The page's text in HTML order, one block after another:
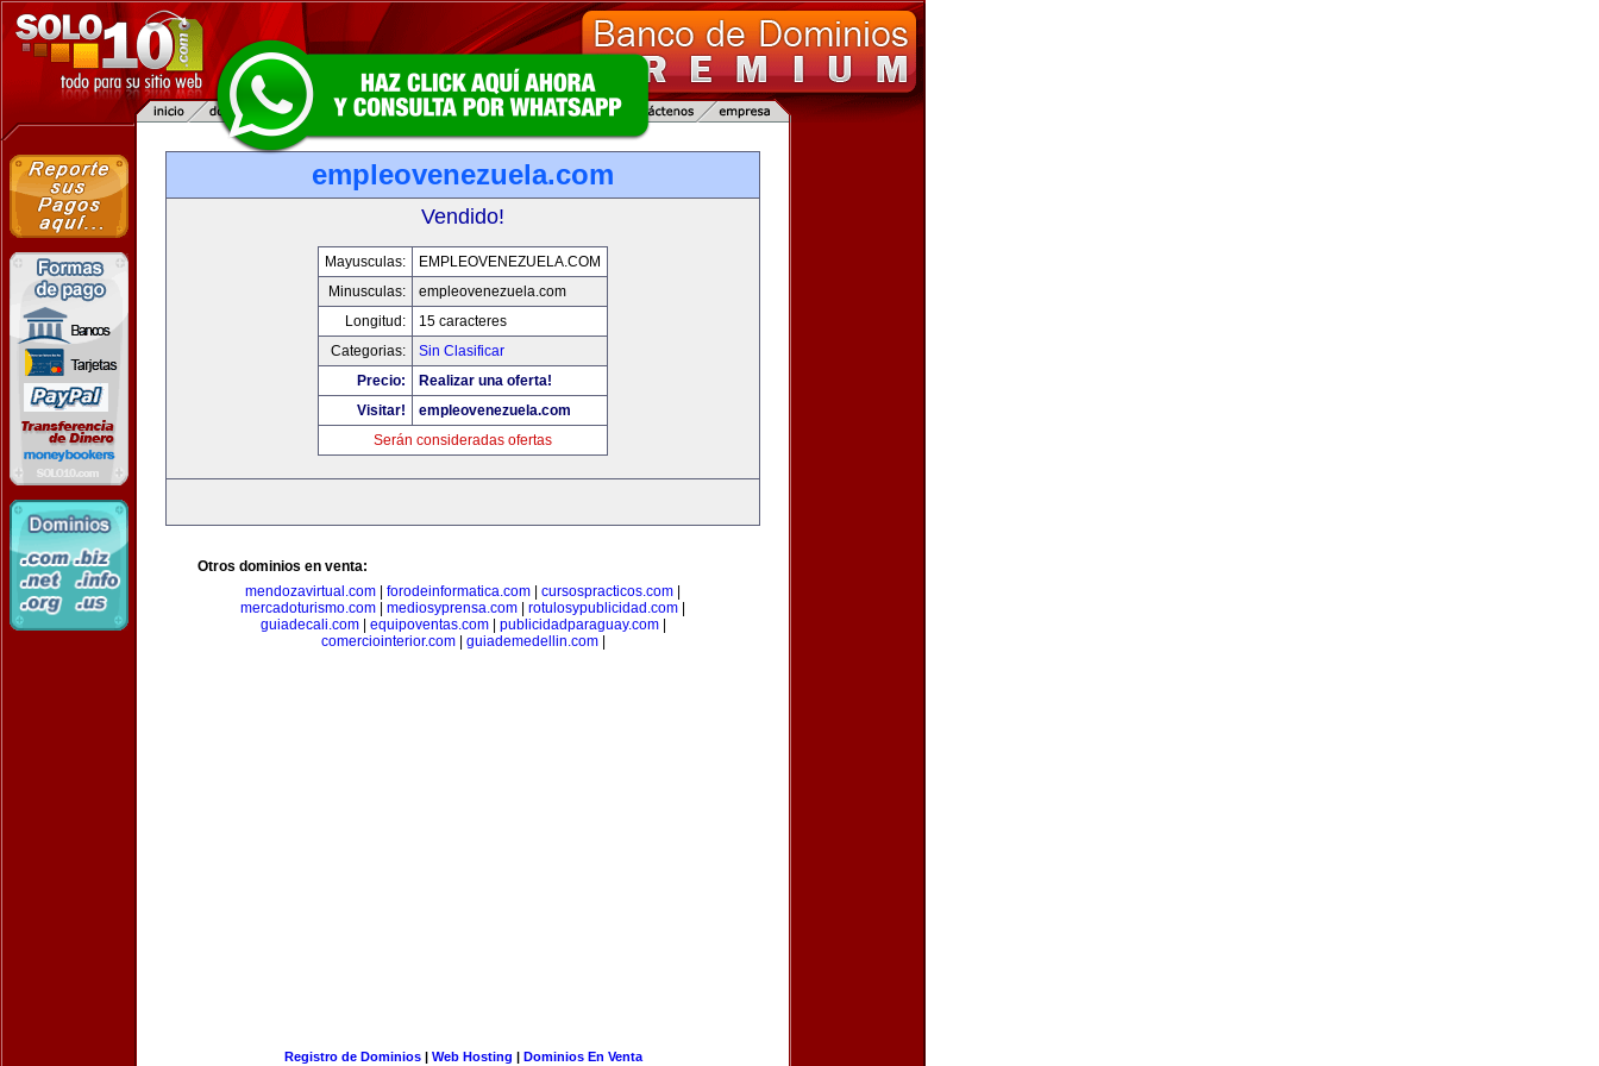
empleovenezuela.com
Vendido!
Mayusculas:
EMPLEOVENEZUELA.COM
Minusculas:
empleovenezuela.com
Longitud:
15 caracteres
Categorias:
Sin Clasificar
Precio:
Realizar una oferta!
Visitar!
empleovenezuela.com
Serán consideradas ofertas
Otros dominios en venta:
mendozavirtual.com
forodeinformatica.com cursospracticos.com
mercadoturismo.com
mediosyprensa.com rotulosypublicidad.com
guiadecali.com| equipoventas.com| publicidadparaguay.com|
comerciointerior.com| guiademedellin.com|
Registro de Dominios| Web Hosting | Dominios En Venta